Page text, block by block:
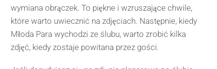
wymiana obrączek. To piękne i wzruszające chwile,
które warto uwiecznić na zdjęciach. Następnie, kiedy
Młoda Para wychodzi ze ślubu, warto zrobić kilka
zdjęć, kiedy zostaje powitana przez gości.